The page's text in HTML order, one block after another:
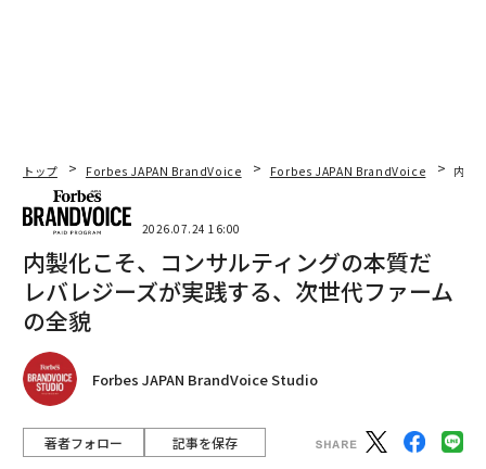
トップ Forbes JAPAN BrandVoice Forbes JAPAN BrandVoice 内製
2026.07.24 16:00
内製化こそ、コンサルティングの本質だ
レバレジーズが実践する、次世代ファーム
の全貌
Forbes JAPAN BrandVoice Studio
著者フォロー 記事を保存